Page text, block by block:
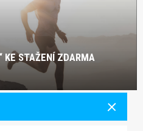
KE STAŽENÍ ZDARMA